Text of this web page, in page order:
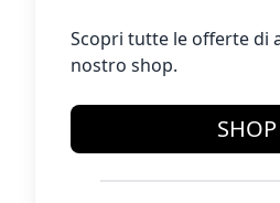
Scopri tutte le offerte di
nostro shop.
SHOP